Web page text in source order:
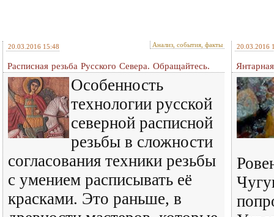
20.03.2016 15:48 Анализ, события, факты
Расписная резьба Русского Севера. Обращайтесь.
Особенность
технологии русской
северной расписной
резьбы в сложности
согласования техники резьбы
с умением расписывать её
красками. Это раньше, в
20.03.2016